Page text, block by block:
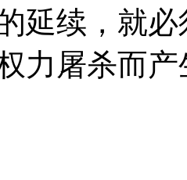
延续，就
力屠杀而